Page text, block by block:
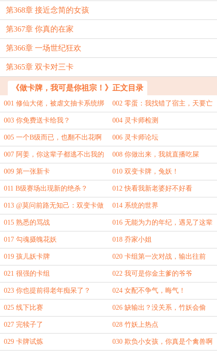
第368章 接近念简的女孩
第367章 你真的在家
第366章 一场世纪狂欢
第365章 双卡对三卡
《做卡牌，我可是你祖宗！》正文目录
001 修仙大佬，被虐文抽卡系统绑
定
002 零蛋：我找错了宿主，天要亡
我
003 你免费送卡给我？ 004 灵卡师检测
005 一个B级而已，也翻不出花啊 006 灵卡师论坛
007 阿姜，你这辈子都逃不出我的
手掌心
008 你做出来，我就直播吃屎
009 第一张新卡 010 双变卡牌，兔妖！
011 B级赛场出现新的绝杀？ 012 快看我新老婆好不好看
013 @莫问前路无知己：双变卡做
出来了
014 系统的世界
015 熟悉的骂战 016 无能为力的年纪，遇见了这辈
子想要守护的第二个女人
017 勾魂摄魄花妖 018 乔家小姐
019 孩儿妖卡牌 020 卡组第一次对战，输出往前
站，你会不会玩？
021 很强的卡组 022 我可是你金主爹的爷爷
023 你也提前得老年痴呆了？ 024 女配不争气，晦气！
025 线下比赛 026 缺输出？没关系，竹妖会偷
027 完犊子了 028 竹妖上热点
029 卡牌试炼 030 欺负小女孩，你真是个禽兽啊